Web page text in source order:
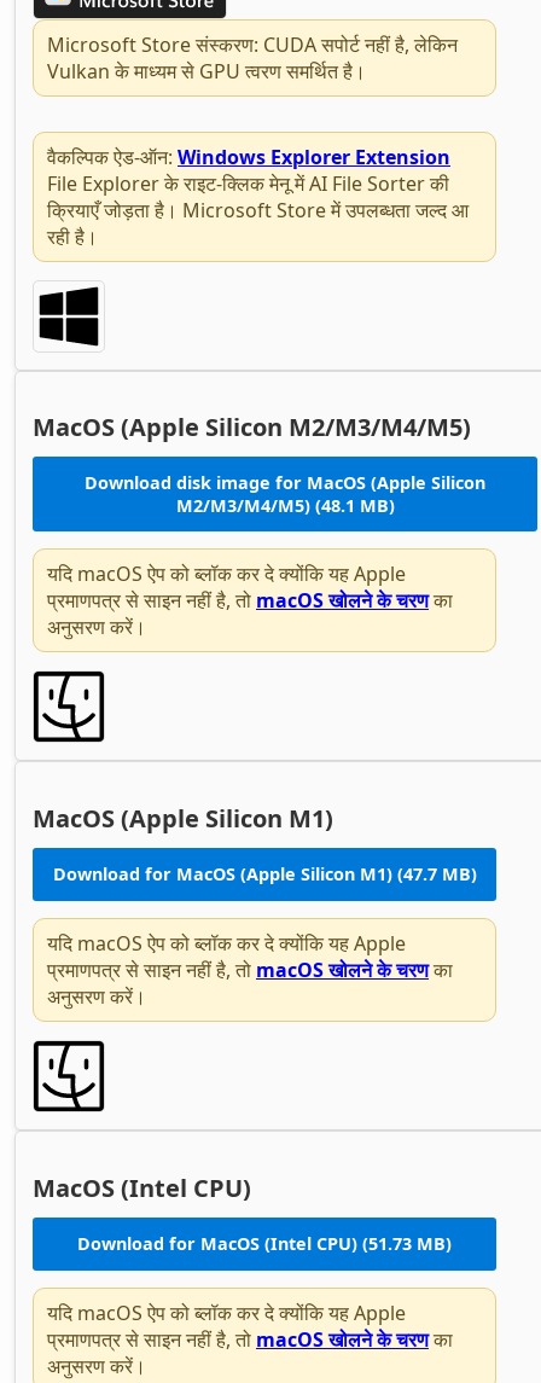
Microsoft Store संस्करण: CUDA सपोर्ट नहीं है, लेकिन
Vulkan के माध्यम से GPU त्वरण समर्थित है।
वैकल्पिक ऐड-ऑन: Windows Explorer Extension
File Explorer के राइट-क्लिक मेनू में AI File Sorter की
क्रियाएँ जोड़ता है। Microsoft Store में उपलब्धता जल्द आ
रही है।
MacOS (Apple Silicon M2/M3/M4/M5)
Download disk image for MacOS (Apple Silicon
M2/M3/M4/M5) (48.1 MB)
यदि macOS ऐप को ब्लॉक कर दे क्योंकि यह Apple
प्रमाणपत्र से साइन नहीं है, तो macOS खोलने के चरणका
अनुसरण करें।
MacOS (Apple Silicon M1)
Download for MacOS (Apple Silicon M1) (47.7 MB)
यदि macOS ऐप को ब्लॉक कर दे क्योंकि यह Apple
प्रमाणपत्र से साइन नहीं है, तो macOS खोलने के चरणका
अनुसरण करें।
MacOS (Intel CPU)
Download for MacOS (Intel CPU) (51.73 MB)
यदि macOS ऐप को ब्लॉक कर दे क्योंकि यह Apple
प्रमाणपत्र से साइन नहीं है, तो macOS खोलने के चरणका
अनुसरण करें।